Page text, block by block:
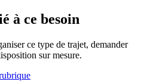
à ce besoin
ce type de trajet, demander
sur mesure.